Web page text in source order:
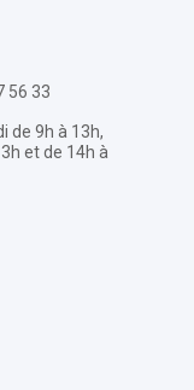
56 33
de 9h à 13h,
et de 14h à